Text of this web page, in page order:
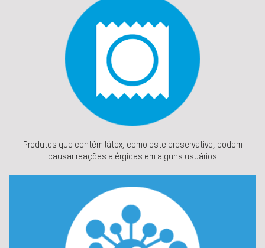
Produtos que contém látex, como este preservativo, podem
causar reações alérgicas em alguns usuários